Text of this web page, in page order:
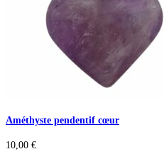
Améthyste pendentif cœur
10,00 €